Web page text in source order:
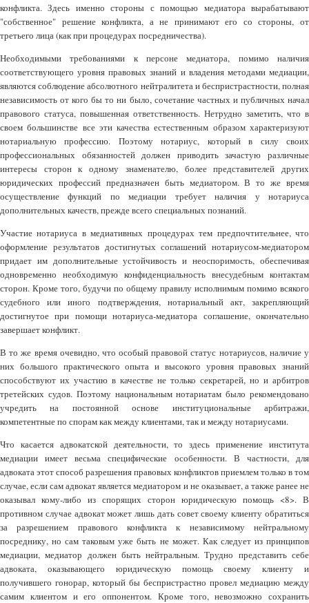
конфликта. Здесь именно стороны с помощью медиатора вырабатывают
"собственное" решение конфликта, а не принимают его со стороны, от
третьего лица (как при процедурах посредничества).
Необходимыми требованиями к персоне медиатора, помимо наличия
соответствующего уровня правовых знаний и владения методами медиации,
являются соблюдение абсолютного нейтралитета и беспристрастности, полная
независимость от кого бы то ни было, сочетание частных и публичных начал
правового статуса, повышенная ответственность. Нетрудно заметить, что в
своем большинстве все эти качества естественным образом характеризуют
нотариальную профессию. Поэтому нотариус, который в силу своих
профессиональных обязанностей должен приводить зачастую различные
интересы сторон к одному знаменателю, более представителей других
юридических профессий предназначен быть медиатором. В то же время
осуществление функций по медиации требует наличия у нотариуса
дополнительных качеств, прежде всего специальных познаний.
Участие нотариуса в медиативных процедурах тем предпочтительнее, что
оформление результатов достигнутых соглашений нотариусом-медиатором
придает им дополнительные устойчивость и неоспоримость, обеспечивая
одновременно необходимую конфиденциальность внесудебным контактам
сторон. Кроме того, будучи по общему правилу исполнимым помимо всякого
судебного или иного подтверждения, нотариальный акт, закрепляющий
достигнутое при помощи нотариуса-медиатора соглашение, окончательно
завершает конфликт.
В то же время очевидно, что особый правовой статус нотариусов, наличие у
них большого практического опыта и высокого уровня правовых знаний
способствуют их участию в качестве не только секретарей, но и арбитров
третейских судов. Поэтому национальным нотариатам было рекомендовано
учредить на постоянной основе институциональные арбитражи,
компетентные по спорам как между клиентами, так и между нотариусами.
Что касается адвокатской деятельности, то здесь применение института
медиации имеет весьма специфические особенности. В частности, для
адвоката этот способ разрешения правовых конфликтов приемлем только в том
случае, если сам адвокат является медиатором и не оказывает, а также ранее не
оказывал кому-либо из спорящих сторон юридическую помощь <8>. В
противном случае адвокат может лишь дать совет своему клиенту обратиться
за разрешением правового конфликта к независимому нейтральному
посреднику, но сам таковым уже быть не может. Как следует из принципов
медиации, медиатор должен быть нейтральным. Трудно представить себе
адвоката, оказывающего юридическую помощь своему клиенту и
получившего гонорар, который бы беспристрастно провел медиацию между
самим клиентом и его оппонентом. Кроме того, невозможно сохранить